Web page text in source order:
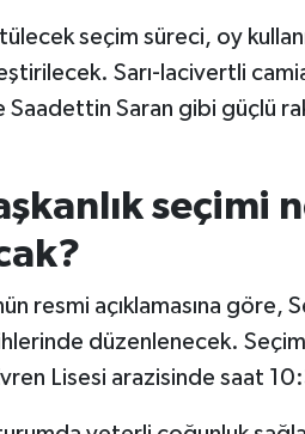
seçim süreci, oy
Sarı-lacivertli
Saadettin Saran gibi güçlü
seçimi
resmi açıklamasına göre,
düzenlenecek.
Lisesi arazisinde saat